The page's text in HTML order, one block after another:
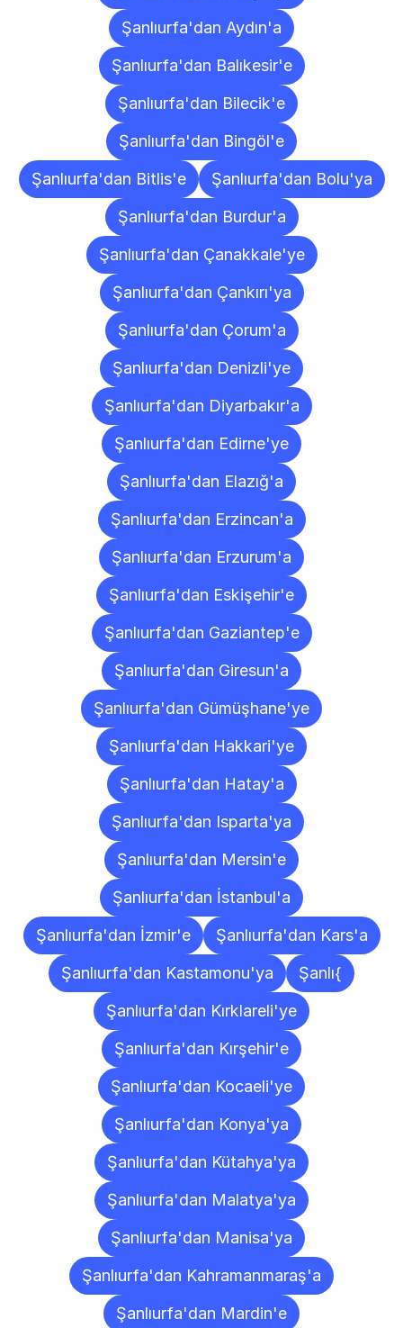
Şanlıurfa'dan Aydın'a
Şanlıurfa'dan Balıkesir'e
Şanlıurfa'dan Bilecik'e
Şanlıurfa'dan Bingöl'e
Şanlıurfa'dan Bitlis'e
Şanlıurfa'dan Bolu'ya
Şanlıurfa'dan Burdur'a
Şanlıurfa'dan Çanakkale'ye
Şanlıurfa'dan Çankırı'ya
Şanlıurfa'dan Çorum'a
Şanlıurfa'dan Denizli'ye
Şanlıurfa'dan Diyarbakır'a
Şanlıurfa'dan Edirne'ye
Şanlıurfa'dan Elazığ'a
Şanlıurfa'dan Erzincan'a
Şanlıurfa'dan Erzurum'a
Şanlıurfa'dan Eskişehir'e
Şanlıurfa'dan Gaziantep'e
Şanlıurfa'dan Giresun'a
Şanlıurfa'dan Gümüşhane'ye
Şanlıurfa'dan Hakkari'ye
Şanlıurfa'dan Hatay'a
Şanlıurfa'dan Isparta'ya
Şanlıurfa'dan Mersin'e
Şanlıurfa'dan İstanbul'a
Şanlıurfa'dan İzmir'e
Şanlıurfa'dan Kars'a
Şanlıurfa'dan Kastamonu'ya
Şanlı{
Şanlıurfa'dan Kırklareli'ye
Şanlıurfa'dan Kırşehir'e
Şanlıurfa'dan Kocaeli'ye
Şanlıurfa'dan Konya'ya
Şanlıurfa'dan Kütahya'ya
Şanlıurfa'dan Malatya'ya
Şanlıurfa'dan Manisa'ya
Şanlıurfa'dan Kahramanmaraş'a
Şanlıurfa'dan Mardin'e